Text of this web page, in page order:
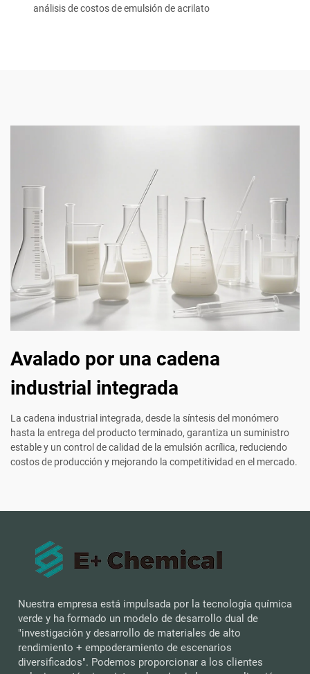
análisis de costos de emulsión de acrilato
Avalado por una cadena
industrial integrada
La cadena industrial integrada, desde la síntesis del monómero
hasta la entrega del producto terminado, garantiza un suministro
estable y un control de calidad de la emulsión acrílica, reduciendo
costos de producción y mejorando la competitividad en el mercado.
Nuestra empresa está impulsada por la tecnología química
verde y ha formado un modelo de desarrollo dual de
"investigación y desarrollo de materiales de alto
rendimiento + empoderamiento de escenarios
diversificados". Podemos proporcionar a los clientes